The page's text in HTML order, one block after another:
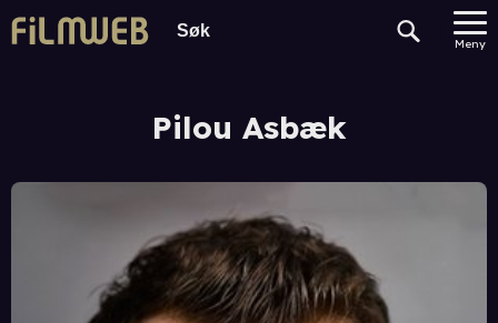
Meny
Pilou Asbæk